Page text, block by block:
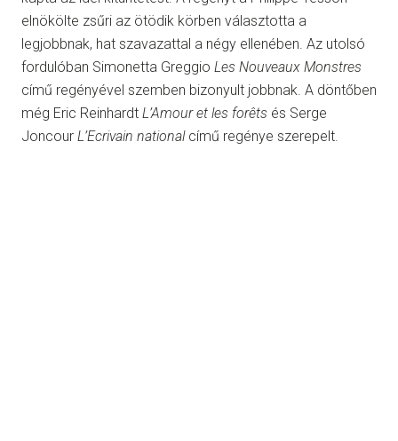
elnökölte zsűri az ötödik körben választotta a
legjobbnak, hat szavazattal a négy ellenében. Az utolsó
fordulóban Simonetta Greggio Les Nouveaux Monstres
című regényével szemben bizonyult jobbnak. A döntőben
még Eric Reinhardt L’Amour et les forêts és Serge
Joncour L’Ecrivain nationalcímű regénye szerepelt.